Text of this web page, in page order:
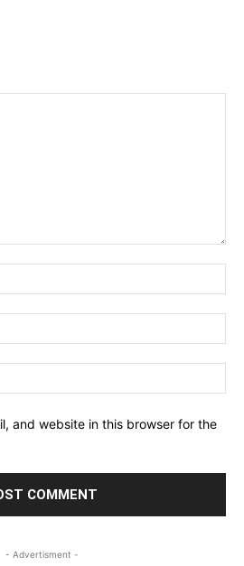
and website in this browser for the
- Advertisment -